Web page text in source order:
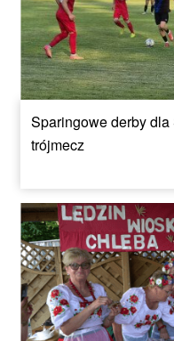
Sparingowe derby dla
trójmecz